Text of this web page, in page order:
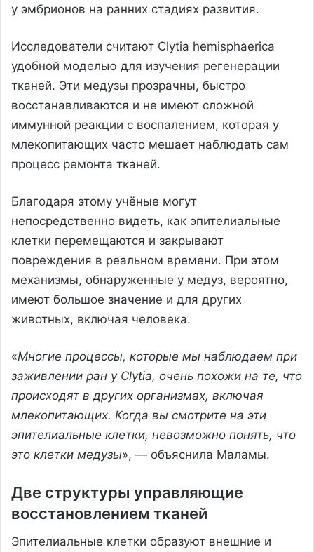
у эмбрионов на ранних стадиях развития.
Исследователи считают Clytia hemisphaerica
удобной моделью для изучения регенерации
тканей. Эти медузы прозрачны, быстро
восстанавливаются и не имеют сложной
иммунной реакции с воспалением, которая у
млекопитающих часто мешает наблюдать сам
процесс ремонта тканей.
Благодаря этому учёные могут
непосредственно видеть, как эпителиальные
клетки перемещаются и закрывают
повреждения в реальном времени. При этом
механизмы, обнаруженные у медуз, вероятно,
имеют большое значение и для других
животных, включая человека.
«Многие процессы, которые мы наблюдаем при
заживлении ран у Clytia, очень похожи на те, что
происходят в других организмах, включая
млекопитающих. Когда вы смотрите на эти
эпителиальные клетки, невозможно понять, что
это клетки медузы», — объяснила Маламы.
Две структуры управляющие
восстановлением тканей
Эпителиальные клетки образуют внешние и